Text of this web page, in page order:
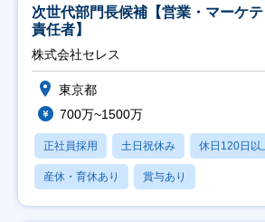
次世代部門長候補【営業・マーケ
責任者】
株式会社セレス
東京都
700万~1500万
正社員採用 土日祝休み 休日120日以
産休・育休あり 賞与あり